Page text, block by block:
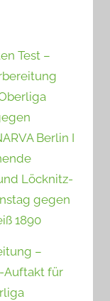
Test –
Berlin I
Löcknitz-
gegen
1890
–
Auftakt für